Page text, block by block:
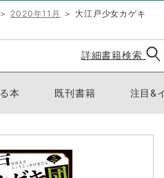
＞ 2020年11月
＞ 大江戸少女カゲキ
詳細書籍検索
本 既刊書籍 注目&